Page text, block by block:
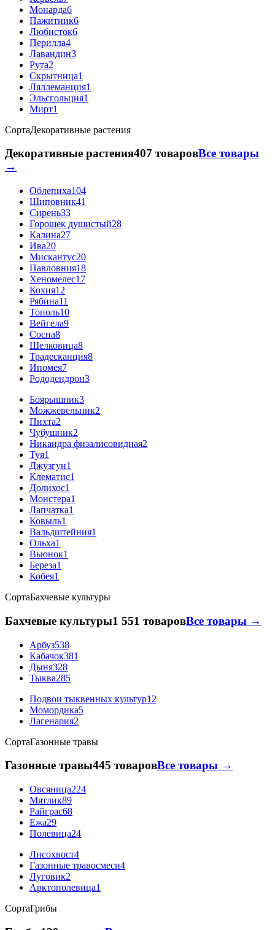
Монарда6
Пажитник6
Любисток6
Перилла4
Лавандин3
Рута2
Скрытница1
Ляллеманция1
Эльсгольция1
Мирт1
СортаДекоративные растения
Декоративные растения407 товаровВсе товары
→
Облепиха104
Шиповник41
Сирень33
Горошек душистый28
Калина27
Ива20
Мискантус20
Павловния18
Хеномелес17
Кохия12
Рябина11
Тополь10
Вейгела9
Сосна8
Шелковица8
Традесканция8
Ипомея7
Рододендрон3
Боярышник3
Можжевельник2
Пихта2
Чубушник2
Никандра физалисовидная2
Туя1
Джузгун1
Клематис1
Долихос1
Монстера1
Лапчатка1
Ковыль1
Вальдштейния1
Ольха1
Вьюнок1
Береза1
Кобея1
СортаБахчевые культуры
Бахчевые культуры1 551 товаровВсе товары →
Арбуз538
Кабачок381
Дыня328
Тыква285
Подвои тыквенных культур12
Момордика5
Лагенария2
СортаГазонные травы
Газонные травы445 товаровВсе товары →
Овсяница224
Мятлик89
Райграс68
Ежа29
Полевица24
Лисохвост4
Газонные травосмеси4
Луговик2
Арктополевица1
СортаГрибы